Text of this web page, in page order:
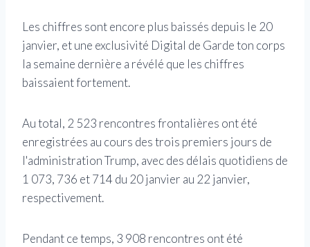
Les chiffres sont encore plus baissés depuis le 20
janvier, et une exclusivité Digital de Garde ton corps
la semaine dernière a révélé que les chiffres
baissaient fortement.
Au total, 2 523 rencontres frontalières ont été
enregistrées au cours des trois premiers jours de
l'administration Trump, avec des délais quotidiens de
1 073, 736 et 714 du 20 janvier au 22 janvier,
respectivement.
Pendant ce temps, 3 908 rencontres ont été